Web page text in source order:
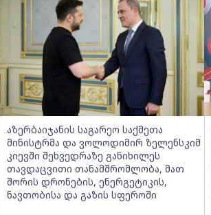
აზერბაიჯანის საგარეო საქმეთა
მინისტრმა და ვოლოდიმირ ზელენსკიმ
კიევში შეხვედრაზე განიხილეს
თავდაცვითი თანამშრომლობა, მათ
შორის დრონების, ენერგეტიკის,
ნავთობისა და გაზის სფეროში